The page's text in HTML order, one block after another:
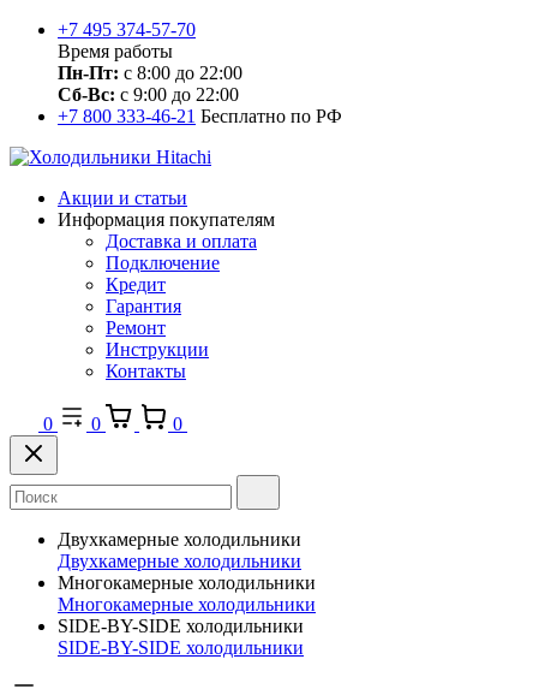
+7 495 374-57-70
Время работы
Пн-Пт: с 8:00 до 22:00
Сб-Вс: с 9:00 до 22:00
+7 800 333-46-21 Бесплатно по РФ
Акции и статьи
Информация покупателям
Доставка и оплата
Подключение
Кредит
Гарантия
Ремонт
Инструкции
Контакты
0 0 0
Двухкамерные холодильники
Двухкамерные холодильники
Многокамерные холодильники
Многокамерные холодильники
SIDE-BY-SIDE холодильники
SIDE-BY-SIDE холодильники